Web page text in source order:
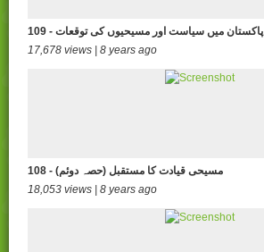
109 - پاکستان میں سیاست اور مسیحیوں کی توقعات
17,678 views | 8 years ago
108 - (مسیحی قیادت کا مستقبل (حصہ دوئم
18,053 views | 8 years ago